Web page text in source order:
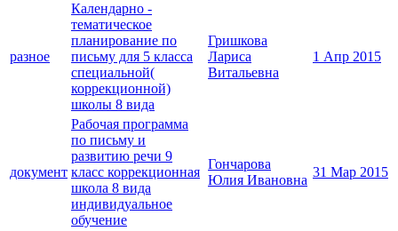
разное
Календарно -
тематическое
планирование по
письму для 5 класса
специальной(
коррекционной)
школы 8 вида
Гришкова
Лариса
Витальевна
1 Апр 2015
документ
Рабочая программа
по письму и
развитию речи 9
класс коррекционная
школа 8 вида
индивидуальное
обучение
Гончарова
Юлия Ивановна
31 Мар 2015